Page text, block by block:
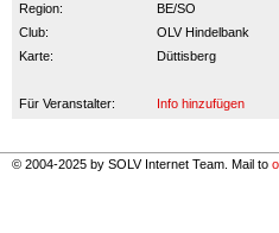
Region:
BE/SO
Club:
OLV Hindelbank
Karte:
Düttisberg
Für Veranstalter: Info hinzufügen
© 2004-2025 by SOLV Internet Team. Mail to